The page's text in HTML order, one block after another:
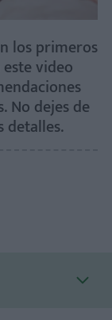
los primeros
video
No dejes de
detalles.